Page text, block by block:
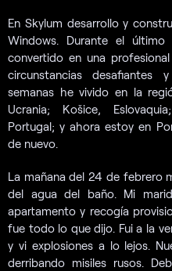
En Skylum desarrollo y
Windows. Durante el
convertido en una
circunstancias desafiantes
semanas he vivido en la
Ucrania; Košice,
Portugal; y ahora estoy en
de nuevo.
La mañana del 24 de febrero
del agua del baño. Mi
apartamento y recogía
fue todo lo que dijo. Fui a la
y vi explosiones a lo lejos.
derribando misiles rusos.